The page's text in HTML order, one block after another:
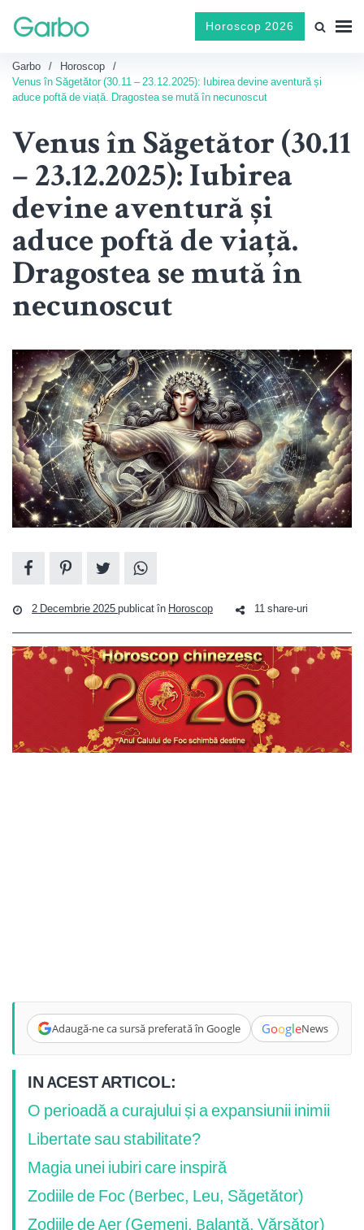
Horoscop 2026
Garbo
Horoscop
Venus în Săgetător (30.11 – 23.12.2025): Iubirea devine aventură și
aduce poftă de viață. Dragostea se mută în necunoscut
Venus în Săgetător (30.11
– 23.12.2025): Iubirea
devine aventură și
aduce poftă de viață.
Dragostea se mută în
necunoscut
2 Decembrie 2025publicat în Horoscop 11 share-uri
Adaugă-ne ca sursă preferată în Google GoogleNews
IN ACEST ARTICOL:
O perioadă a curajului și a expansiunii inimii
Libertate sau stabilitate?
Magia unei iubiri care inspiră
Zodiile de Foc (Berbec, Leu, Săgetător)
Zodiile de Aer (Gemeni, Balanță, Vărsător)